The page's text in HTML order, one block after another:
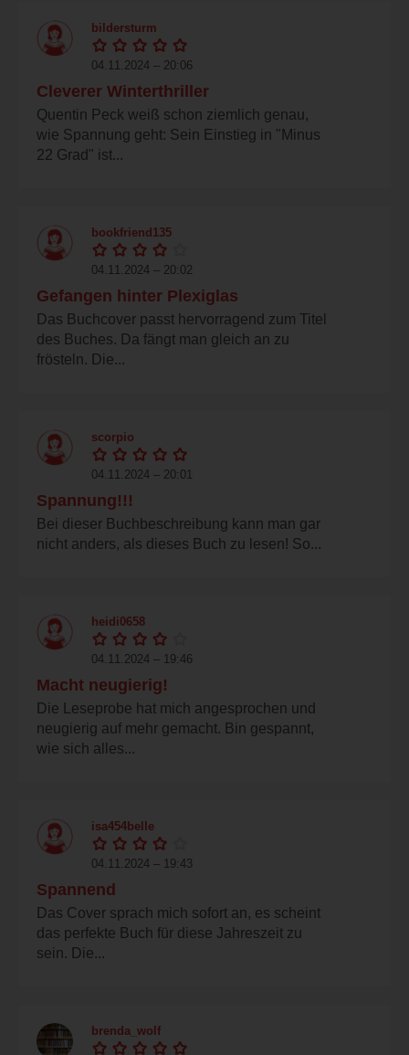
bildersturm
04.11.2024 – 20:06
Cleverer Winterthriller
Quentin Peck weiß schon ziemlich genau,
wie Spannung geht: Sein Einstieg in "Minus
22 Grad" ist...
bookfriend135
04.11.2024 – 20:02
Gefangen hinter Plexiglas
Das Buchcover passt hervorragend zum Titel
des Buches. Da fängt man gleich an zu
frösteln. Die...
scorpio
04.11.2024 – 20:01
Spannung!!!
Bei dieser Buchbeschreibung kann man gar
nicht anders, als dieses Buch zu lesen! So...
heidi0658
04.11.2024 – 19:46
Macht neugierig!
Die Leseprobe hat mich angesprochen und
neugierig auf mehr gemacht. Bin gespannt,
wie sich alles...
isa454belle
04.11.2024 – 19:43
Spannend
Das Cover sprach mich sofort an, es scheint
das perfekte Buch für diese Jahreszeit zu
sein. Die...
brenda_wolf